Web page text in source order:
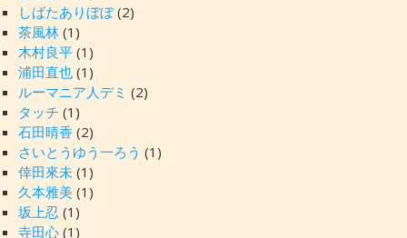
しばたありぼぼ(2)
茶風林 (1)
木村良平 (1)
浦田直也 (1)
ルーマニア人デミ (2)
タッチ (1)
石田晴香 (2)
さいとうゆう一ろう (1)
倖田來未 (1)
久本雅美 (1)
坂上忍 (1)
寺田心 (1)